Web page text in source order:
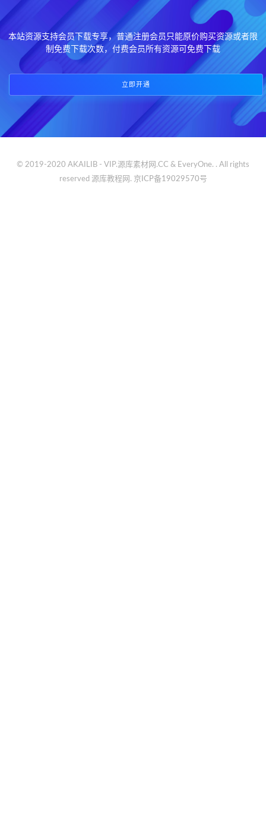
本站资源支持会员下载专享，普通注册会员只能原价购买资源或者限
制免费下载次数，付费会员所有资源可免费下载
立即开通
© 2019-2020 AKAILIB - VIP.源库素材网.CC & EveryOne. . All rights
reserved 源库教程网. 京ICP备19029570号